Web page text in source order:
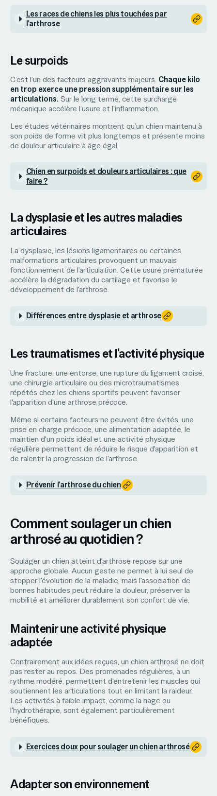
Les races de chiens les plus touchées par
l’arthrose
Le surpoids
C’est l’un des facteurs aggravants majeurs. Chaque kilo
en trop exerce une pression supplémentaire sur les
articulations.Sur le long terme, cette surcharge
mécanique accélère l’usure et l’inflammation.
Les études vétérinaires montrent qu’un chien maintenu à
son poids de forme vit plus longtemps et présente moins
de douleur articulaire à âge égal.
Chien en surpoids et douleurs articulaires : que
faire ?
La dysplasie et les autres maladies
articulaires
La dysplasie, les lésions ligamentaires ou certaines
malformations articulaires provoquent un mauvais
fonctionnement de l'articulation. Cette usure prématurée
accélère la dégradation du cartilage et favorise le
développement de l'arthrose.
Différences entre dysplasie et arthrose
Les traumatismes et l'activité physique
Une fracture, une entorse, une rupture du ligament croisé,
une chirurgie articulaire ou des microtraumatismes
répétés chez les chiens sportifs peuvent favoriser
l'apparition d'une arthrose précoce.
Même si certains facteurs ne peuvent être évités, une
prise en charge précoce, une alimentation adaptée, le
maintien d'un poids idéal et une activité physique
régulière permettent de réduire le risque d'apparition et
de ralentir la progression de l'arthrose.
Prévenir l’arthrose du chien
Comment soulager un chien
arthrosé au quotidien ?
Soulager un chien atteint d'arthrose repose sur une
approche globale. Aucun geste ne permet à lui seul de
stopper l'évolution de la maladie, mais l'association de
bonnes habitudes peut réduire la douleur, préserver la
mobilité et améliorer durablement son confort de vie.
Maintenir une activité physique
adaptée
Contrairement aux idées reçues, un chien arthrosé ne doit
pas rester au repos. Des promenades régulières, à un
rythme modéré, permettent d'entretenir les muscles qui
soutiennent les articulations tout en limitant la raideur.
Les activités à faible impact, comme la nage ou
l'hydrothérapie, sont également particulièrement
bénéfiques.
Exercices doux pour soulager un chien arthrosé
Adapter son environnement